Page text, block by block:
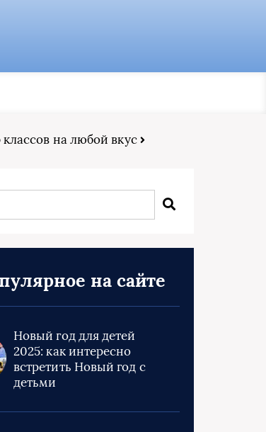
на любой вкус
на сайте
Новый год для детей
2025: как интересно
встретить Новый год с
детьми